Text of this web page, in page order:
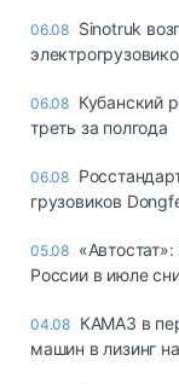
06.08 Sinotruk
06.08 Кубанский
треть за полгода
06.08
грузовиков
05.08
России в июле
04.08 КАМАЗ в
машин в лизинг